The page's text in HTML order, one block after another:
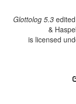
Glottolog 5.3
&
is licensed